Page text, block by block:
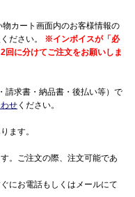
物カート画面内のお客様情報の
ださい。 ※インボイスが「必
回に分けてご注文をお願いしま
請求書・納品書・後払い等）で
せ ください。
ます。
。ご注文の際、注文可能であ
にお電話もしくはメールにて